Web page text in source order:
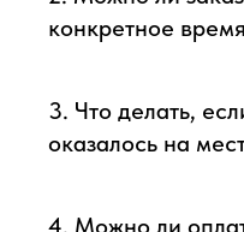
конкретное
3. Что делать,
оказалось на
4. Можно ли